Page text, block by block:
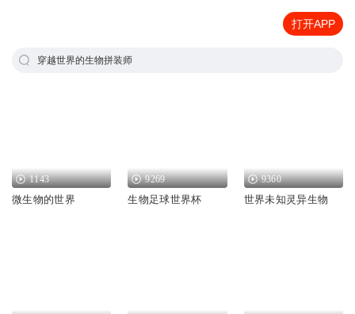
打开APP
穿越世界的生物拼装师
1143
微生物的世界
9269
生物足球世界杯
9360
世界未知灵异生物